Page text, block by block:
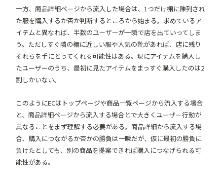
一方、商品詳細ページから流入した場合は、1つだけ棚に陳列され
た服を購入するか否か判断するところから始まる。求めているア
イテムと異なれば、半数のユーザーが一瞬で店を出ていってしま
う。ただしすぐ隣の棚に近しい服や人気の靴があれば、店に残り
それらを手にとってくれる可能性はある。現にアイテムを購入し
たユーザーのうち、最初に見たアイテムをまっすぐ購入したのは2
割しかいない。
このようにECはトップページや商品一覧ページから流入する場合
と、商品詳細ページから流入する場合とで大きくユーザー行動が
異なることをまず理解する必要がある。商品詳細から流入する場
合、購入につながるか否かの勝負は一瞬だが、仮に最初の勝負に
負けたとしても、別の商品を提案できれば購入につなげられる可
能性がある。